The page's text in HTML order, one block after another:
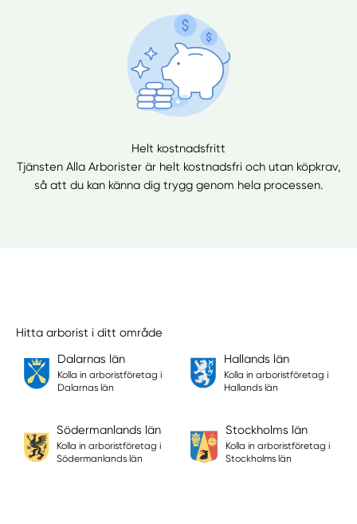
Helt kostnadsfritt
Tjänsten Alla Arborister är helt kostnadsfri och utan köpkrav,
så att du kan känna dig trygg genom hela processen.
Hitta arborist i ditt område
Dalarnas län
Kolla in arboristföretag i
Dalarnas län
Hallands län
Kolla in arboristföretag i
Hallands län
Södermanlands län
Kolla in arboristföretag i
Södermanlands län
Stockholms län
Kolla in arboristföretag i
Stockholms län